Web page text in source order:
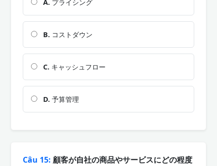
A. プライシング
B. コストダウン
C. キャッシュフロー
D. 予算管理
Câu 15: 顧客が自社の商品やサービスにどの程度